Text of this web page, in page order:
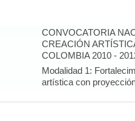
CONVOCATORIA
CREACIÓN
COLOMBIA 2010 -
Modalidad 1:
artística con